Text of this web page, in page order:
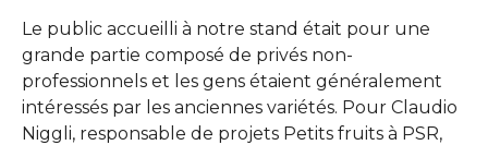
Le public accueilli à notre stand était pour une
grande partie composé de privés non-
professionnels et les gens étaient généralement
intéressés par les anciennes variétés. Pour Claudio
Niggli, responsable de projets Petits fruits à PSR,